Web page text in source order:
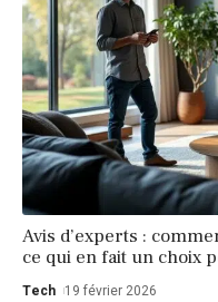
Avis d’experts :
ce qui en fait un choix
Tech 19 février 2026